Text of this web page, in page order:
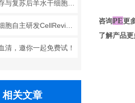
清，邀你一起免费试！
相关文章
咨询PE更
了解产品